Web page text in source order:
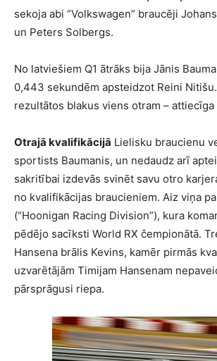
sekoja abi “Volkswagen” braucēji
un Peters Solbergs.
No latviešiem Q1 ātrāks bija Jānis
0,443 sekundēm apsteidzot Reini
rezultātos blakus viens otram –
Otrajā kvalifikācijā Lielisku braucienu
sportists Baumanis, un nedaudz arī
sakritībai izdevās svinēt savu otro
no kvalifikācijas braucieniem. Aiz viņa
(“Hoonigan Racing Division”), kura
pēdējo sacīksti World RX čempionātā.
Hansena brālis Kevins, kamēr pirmās
uzvarētājām Timijam Hansenam
pārsprāgusi riepa.